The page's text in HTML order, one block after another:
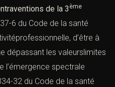
de la 3 ème
6 du Code de la santé
d’être à
dépassant les valeurslimites
l’émergence spectrale
32 du Code de la santé